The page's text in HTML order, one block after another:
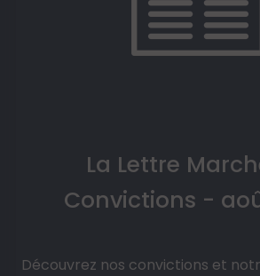
La Lettre
Convictions -
Découvrez nos convictions et